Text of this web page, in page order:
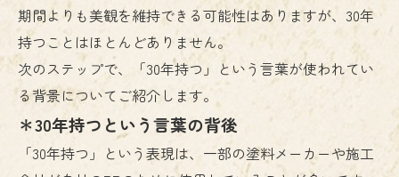
期間よりも美観を維持できる可能性はありますが、30年
持つことはほとんどありません。
次のステップで、「30年持つ」という言葉が使われてい
る背景についてご紹介します。
＊30年持つという言葉の背後
「30年持つ」という表現は、一部の塗料メーカーや施工